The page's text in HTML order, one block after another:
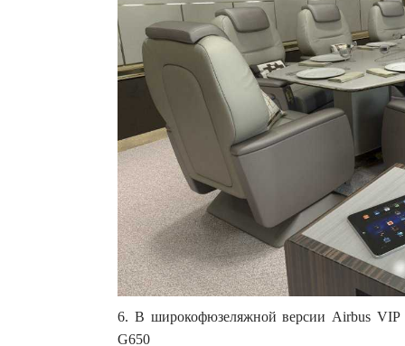
6. В широкофюзеляжной версии Airbus VIP
G650